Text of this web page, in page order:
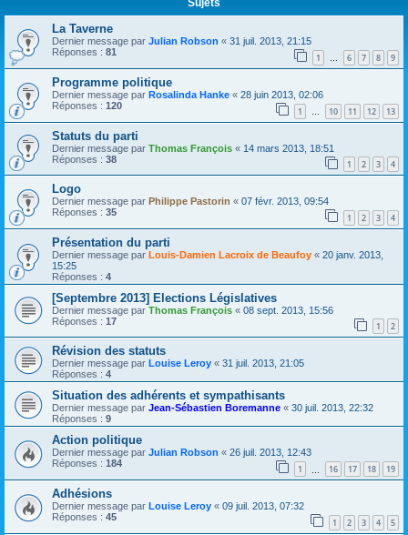
Sujets
La Taverne
Dernier message par Julian Robson « 31 juil. 2013, 21:15
Réponses : 81 1 … 6 7 8 9
Programme politique
Dernier message par Rosalinda Hanke « 28 juin 2013, 02:06
Réponses : 120 1 … 10 11 12 13
Statuts du parti
Dernier message par Thomas François « 14 mars 2013, 18:51
Réponses : 38 1 2 3 4
Logo
Dernier message par Philippe Pastorin « 07 févr. 2013, 09:54
Réponses : 35 1 2 3 4
Présentation du parti
Dernier message par Louis-Damien Lacroix de Beaufoy « 20 janv. 2013,
15:25
Réponses : 4
[Septembre 2013] Elections Législatives
Dernier message par Thomas François « 08 sept. 2013, 15:56
Réponses : 17 1 2
Révision des statuts
Dernier message par Louise Leroy « 31 juil. 2013, 21:05
Réponses : 4
Situation des adhérents et sympathisants
Dernier message par Jean-Sébastien Boremanne « 30 juil. 2013, 22:32
Réponses : 9
Action politique
Dernier message par Julian Robson « 26 juil. 2013, 12:43
Réponses : 184 1 16 17 18 19
Adhésions
Dernier message par Louise Leroy « 09 juil. 2013, 07:32
Réponses : 45 1 2 3 4 5